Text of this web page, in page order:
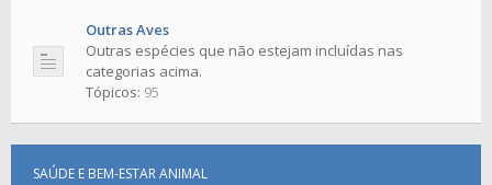
Outras Aves
Outras espécies que não estejam incluídas nas
categorias acima.
Tópicos: 95
SAÚDE E BEM-ESTAR ANIMAL